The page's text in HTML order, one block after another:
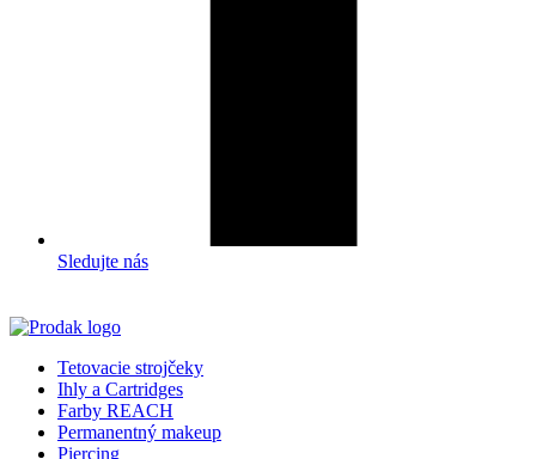
Sledujte nás
Tetovacie strojčeky
Ihly a Cartridges
Farby REACH
Permanentný makeup
Piercing